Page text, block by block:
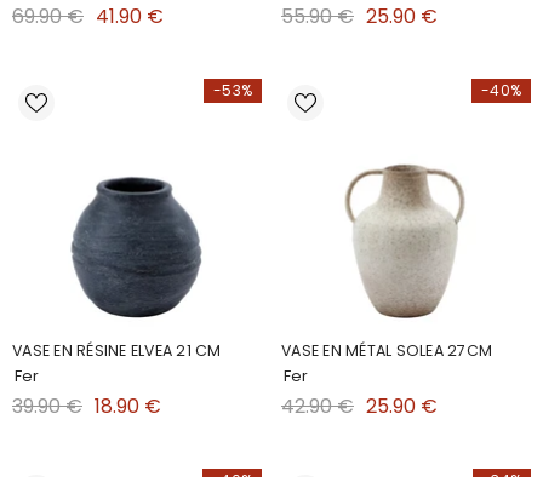
69.90 € 41.90 € 55.90 € 25.90 €
-53%
VASE EN RÉSINE ELVEA 21 CM
Fer
39.90 € 18.90 €
-40%
VASE EN MÉTAL SOLEA 27CM
Fer
42.90 € 25.90 €